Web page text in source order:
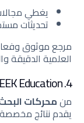
يغطي
تحديثات
مرجع موثوق
العلمية الدقيقة
4. iSEEK Education
منمحركات البحث
يقدم نتائج